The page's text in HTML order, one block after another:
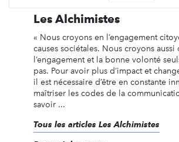
Les Alchimistes
« Nous croyons en l’engagement
causes sociétales. Nous croyons aussi
l’engagement et la bonne volonté
pas. Pour avoir plus d’impact et
il est nécessaire d’être en constante
maîtriser les codes de la
savoir ...
Tous les articles Les Alchimistes